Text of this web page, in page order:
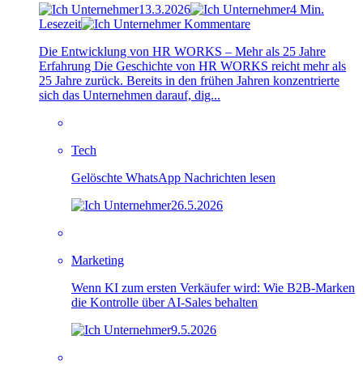
13.3.2026
4 Min.
Lesezeit
Kommentare
Die Entwicklung von HR WORKS – Mehr als 25 Jahre
Erfahrung Die Geschichte von HR WORKS reicht mehr als
25 Jahre zurück. Bereits in den frühen Jahren konzentrierte
sich das Unternehmen darauf, dig...
Tech
Gelöschte WhatsApp Nachrichten lesen
26.5.2026
Marketing
Wenn KI zum ersten Verkäufer wird: Wie B2B-Marken
die Kontrolle über AI-Sales behalten
9.5.2026